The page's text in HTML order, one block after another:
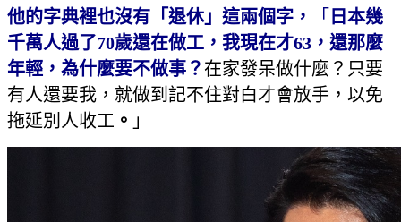
他的字典裡也沒有「退休」這兩個字， 「 日本幾
千萬人過了70歲還在做工，我現在才63，還那麼
年輕，為什麼要不做事？ 在家發呆做什麼？只要
有人還要我，就做到記不住對白才會放手，以免
拖延別人收工 。 」